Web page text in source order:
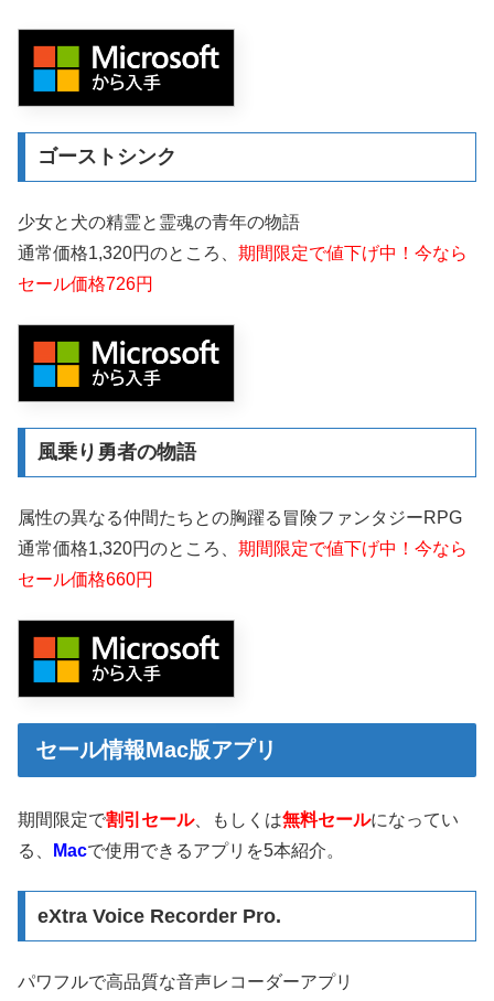
ゴーストシンク
少女と犬の精霊と霊魂の青年の物語
通常価格1,320円のところ、 期間限定で値下げ中！今なら
セール価格726円
風乗り勇者の物語
属性の異なる仲間たちとの胸躍る冒険ファンタジーRPG
通常価格1,320円のところ、 期間限定で値下げ中！今なら
セール価格660円
セール情報Mac版アプリ
期間限定で割引セール、もしくは無料セールになってい
る、
Macで使用できるアプリを5本紹介。
eXtra Voice Recorde‪r Pro.
パワフルで高品質な音声レコーダーアプリ